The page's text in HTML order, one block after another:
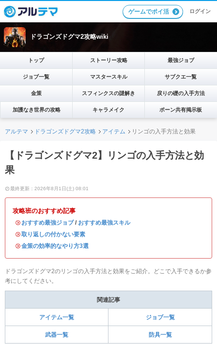
ゲームでポイ活 ログイン
ドラゴンズドグマ2攻略wiki
トップ ストーリー攻略 最強ジョブ
ジョブ一覧 マスタースキル サブクエ一覧
金策 スフィンクスの謎解き 戻りの礎の入手方法
加護なき世界の攻略 キャラメイク ポーン共有掲示板
アルテマ ドラゴンズドグマ2攻略 アイテム リンゴの入手方法と効果
【ドラゴンズドグマ2】リンゴの入手方法と効
果
最終更新：2026年8月1日(土) 08:01
攻略班のおすすめ記事
・ おすすめ最強ジョブ/ おすすめ最強スキル
・取り返しの付かない要素
・金策の効率的なやり方3選
ドラゴンズドグマ2のリンゴの入手方法と効果をご紹介。どこで入手できるか参
考にしてください。
関連記事
アイテム一覧 ジョブ一覧
武器一覧 防具一覧